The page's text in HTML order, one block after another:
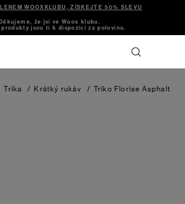
WOOXKLUBU, ZÍSKEJTE 50% SLEVU
Děkujeme, že jsi ve Woox klubu.
produkty jsou ti k dispozici za polovinu.
Trika / Krátký rukáv / Triko Florise Asphalt